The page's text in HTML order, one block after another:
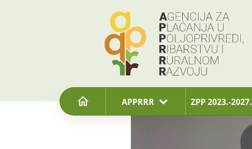
APPRRR ZPP 2023.-2027.